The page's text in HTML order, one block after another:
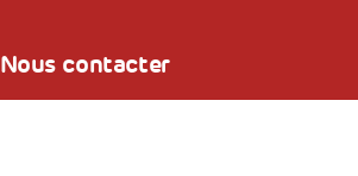
Nous contacter